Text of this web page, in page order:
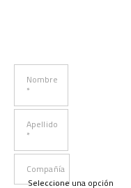
Nombre
*
Apellido
*
Compañía